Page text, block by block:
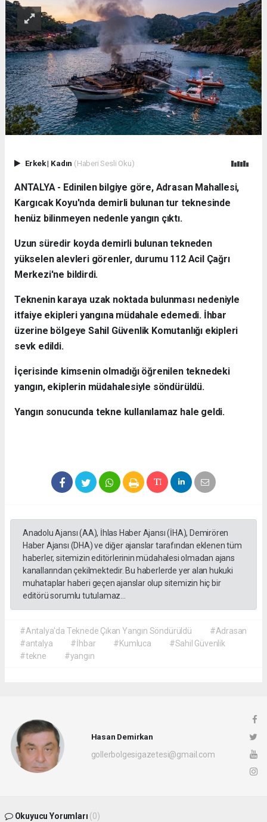
Erkek| Kadın (Haberi Sesli Oku)
ANTALYA - Edinilen bilgiye göre, Adrasan Mahallesi,
Kargıcak Koyu'nda demirli bulunan tur teknesinde
henüz bilinmeyen nedenle yangın çıktı.
Uzun süredir koyda demirli bulunan tekneden
yükselen alevleri görenler, durumu 112 Acil Çağrı
Merkezi'ne bildirdi.
Teknenin karaya uzak noktada bulunması nedeniyle
itfaiye ekipleri yangına müdahale edemedi. İhbar
üzerine bölgeye Sahil Güvenlik Komutanlığı ekipleri
sevk edildi.
İçerisinde kimsenin olmadığı öğrenilen teknedeki
yangın, ekiplerin müdahalesiyle söndürüldü.
Yangın sonucunda tekne kullanılamaz hale geldi.
Anadolu Ajansı (AA), İhlas Haber Ajansı (İHA), Demirören
Haber Ajansı (DHA) ve diğer ajanslar tarafından eklenen tüm
haberler, sitemizin editörlerinin müdahalesi olmadan ajans
kanallarından çekilmektedir. Bu haberlerde yer alan hukuki
muhataplar haberi geçen ajanslar olup sitemizin hiç bir
editörü sorumlu tutulamaz...
#Antalya'da Teknede Çıkan Yangın Söndürüldü
#Adrasan
#antalya
#İhbar #Kumluca
#Sahil Güvenlik
#tekne
#yangın
Hasan Demirkan
gollerbolgesigazetesi@gmail.com
Okuyucu Yorumları (0)